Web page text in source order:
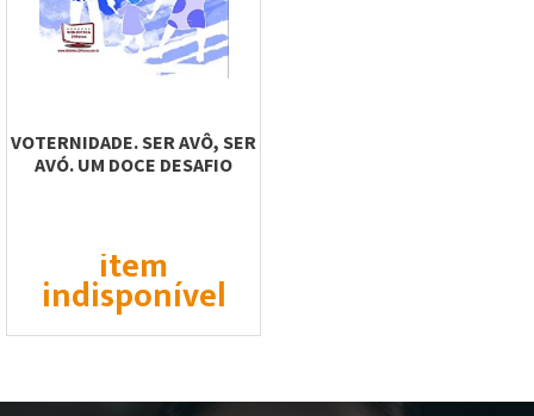
VOTERNIDADE. SER AVÔ, SER
AVÓ. UM DOCE DESAFIO
item
indisponível